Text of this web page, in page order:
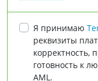
Я принимаю
реквизиты
корректность,
готовность к
AML.